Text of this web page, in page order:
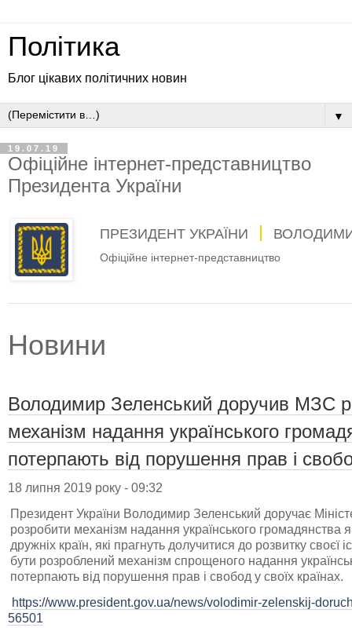
Політика
Блог цікавих політичних новин
▼
19.07.19
Офіційне інтернет-представництво
Президента України
ПРЕЗИДЕНТ УКРАЇНИ
Офіційне інтернет-представництво
Новини
Володимир Зеленський доручив МЗС
механізм надання українського
потерпають від порушення прав і
18 липня 2019 року - 09:32
Президент України Володимир Зеленський доручає
розробити механізм надання українського громадянства
дружніх країн, які прагнуть долучитися до розвитку своєї
бути розроблений механізм спрощеного надання
потерпають від порушення прав і свобод у своїх країнах.
https://www.president.gov.ua/news/volodimir-zelenskij-
56501